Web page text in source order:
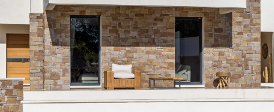
Parement chambre
Parement cuisine
Parement pour salle de bain
TOUS LES ESPACES INTÉRIEURS